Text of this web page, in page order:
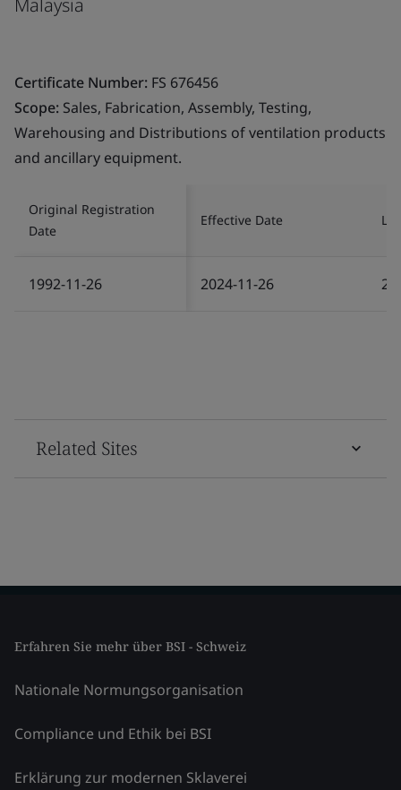
Certificate Number: FS 676456
Scope: Sales, Fabrication, Assembly, Testing,
Warehousing and Distributions of ventilation products
and ancillary equipment.
Original Registration
Date
Effective Date
1992-11-26 2024-11-26
Related Sites
Erfahren Sie mehr über BSI - Schweiz
Nationale Normungsorganisation
Compliance und Ethik bei BSI
Erklärung zur modernen Sklaverei